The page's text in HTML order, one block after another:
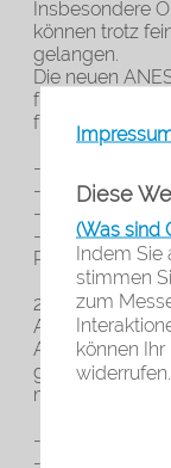
Diese
(Was sind
Indem Sie
stimmen
zum
können
widerrufen.
Insbesondere
können trotz
gelangen.
Die neuen
für diesen
für:
- saubere,
- stabile
- Schutz von
- reduzierte
2.0 Pro:
Anwendungen
Anwendungen,
gefordert ist –
mehreren
- Maximale
- Ideal für den